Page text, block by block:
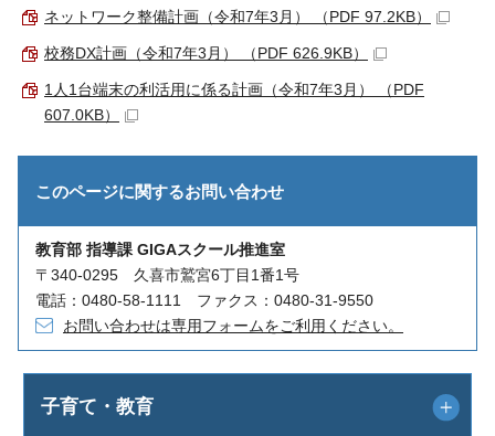
ネットワーク整備計画（令和7年3月） （PDF 97.2KB）
校務DX計画（令和7年3月） （PDF 626.9KB）
1人1台端末の利活用に係る計画（令和7年3月） （PDF
607.0KB）
このページに関するお問い合わせ
教育部 指導課 GIGAスクール推進室
〒340-0295 久喜市鷲宮6丁目1番1号
電話：0480-58-1111 ファクス：0480-31-9550
お問い合わせは専用フォームをご利用ください。
子育て・教育